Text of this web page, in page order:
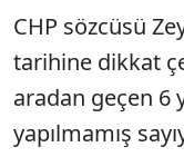
CHP sözcüsü
tarihine dikkat
aradan geçen 6
yapılmamış